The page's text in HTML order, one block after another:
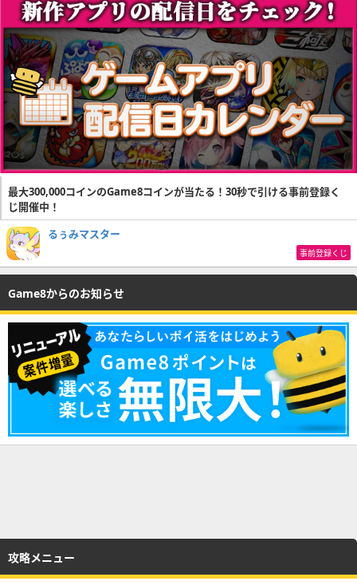
最大300,000コインのGame8コインが当たる！30秒で引ける事前登録く
じ開催中！
るぅみマスター
事前登録くじ
Game8からのお知らせ
攻略メニュー